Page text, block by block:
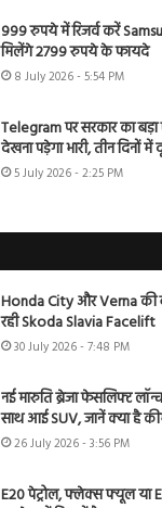
999 रुपये में रिजर्व करें
मिलेंगे 2799 रुपये के फायदे
8 July 2026 - 5:54 PM
Telegram पर सरकार का
देखना पड़ेगा भारी, तीन दिनों में
5 July 2026 - 2:25 PM
Honda City और Verna की
रही Skoda Slavia Facelift
30 July 2026 - 7:48 PM
नई मारुति ब्रेजा फेसलिफ्ट
साथ आई SUV, जानें क्या है
26 July 2026 - 3:56 PM
E20 पेट्रोल, फ्लेक्स फ्यूल या